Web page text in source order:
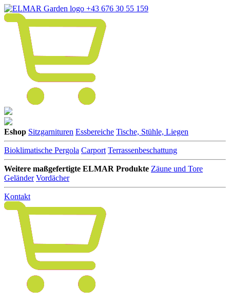
+43 676 30 55 159
Eshop Sitzgarnituren Essbereiche Tische, Stühle, Liegen
Bioklimatische Pergola Carport Terrassenbeschattung
Weitere maßgefertigte ELMAR Produkte Zäune und Tore
Geländer Vordächer
Kontakt